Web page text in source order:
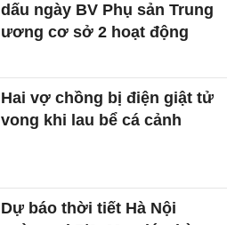
dấu ngày BV Phụ sản Trung
ương cơ sở 2 hoạt động
Hai vợ chồng bị điện giật tử
vong khi lau bể cá cảnh
Dự báo thời tiết Hà Nội